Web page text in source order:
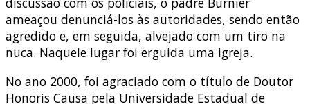
ameaçou denunciá-los às autoridades, sendo então
agredido e, em seguida, alvejado com um tiro na
nuca. Naquele lugar foi erguida uma igreja.
No ano 2000, foi agraciado com o título de Doutor
Honoris Causa pela Universidade Estadual de